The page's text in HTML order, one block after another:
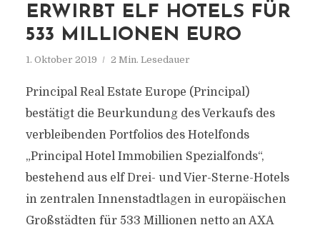
ERWIRBT ELF HOTELS FÜR
533 MILLIONEN EURO
1. Oktober 2019 2 Min. Lesedauer
Principal Real Estate Europe (Principal)
bestätigt die Beurkundung des Verkaufs des
verbleibenden Portfolios des Hotelfonds
„Principal Hotel Immobilien Spezialfonds“,
bestehend aus elf Drei- und Vier-Sterne-Hotels
in zentralen Innenstadtlagen in europäischen
Großstädten für 533 Millionen netto an AXA